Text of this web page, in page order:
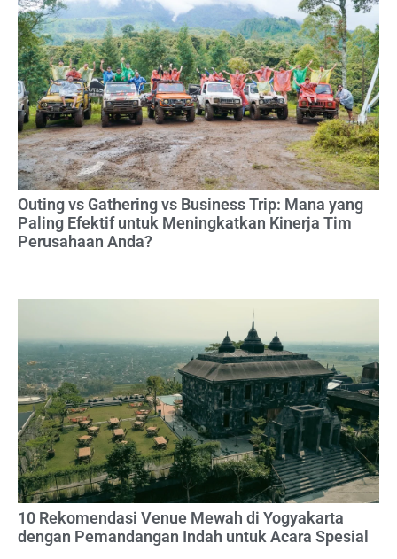
Outing vs Gathering vs Business Trip: Mana yang
Paling Efektif untuk Meningkatkan Kinerja Tim
Perusahaan Anda?
10 Rekomendasi Venue Mewah di Yogyakarta
dengan Pemandangan Indah untuk Acara Spesial